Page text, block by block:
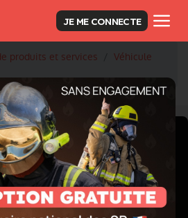
JE ME CONNECTE
produits et services
Véhicule